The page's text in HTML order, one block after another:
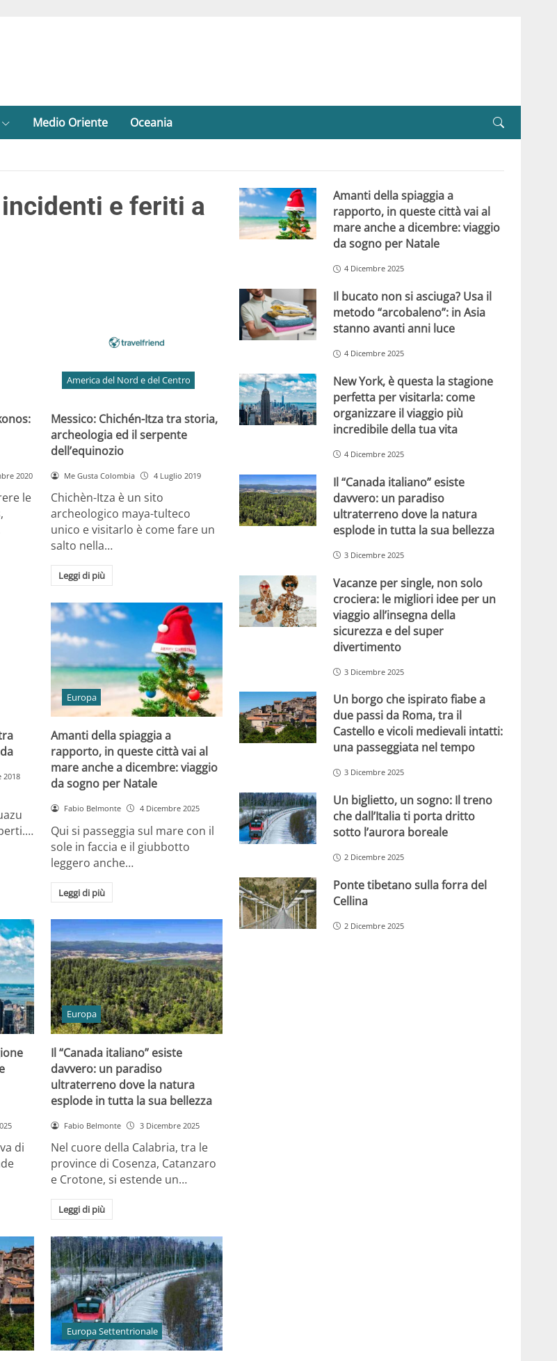
Medio Oriente Oceania
e feriti a
2020
le
America del Nord e del Centro
Messico: Chichén-Itza tra storia,
archeologia ed il serpente
dell’equinozio
Me Gusta Colombia 4 Luglio 2019
Chichèn-Itza è un sito
archeologico maya-tulteco
unico e visitarlo è come fare un
salto nella…
Leggi di più
2018
Europa
Amanti della spiaggia a
rapporto, in queste città vai al
mare anche a dicembre: viaggio
da sogno per Natale
Fabio Belmonte 4 Dicembre 2025
Qui si passeggia sul mare con il
sole in faccia e il giubbotto
leggero anche…
Leggi di più
di
Europa
Il “Canada italiano” esiste
davvero: un paradiso
ultraterreno dove la natura
esplode in tutta la sua bellezza
Fabio Belmonte 3 Dicembre 2025
Nel cuore della Calabria, tra le
province di Cosenza, Catanzaro
e Crotone, si estende un…
Leggi di più
Europa Settentrionale
Amanti della spiaggia a
rapporto, in queste città vai al
mare anche a dicembre: viaggio
da sogno per Natale
4 Dicembre 2025
Il bucato non si asciuga? Usa il
metodo “arcobaleno”: in Asia
stanno avanti anni luce
4 Dicembre 2025
New York, è questa la stagione
perfetta per visitarla: come
organizzare il viaggio più
incredibile della tua vita
4 Dicembre 2025
Il “Canada italiano” esiste
davvero: un paradiso
ultraterreno dove la natura
esplode in tutta la sua bellezza
3 Dicembre 2025
Vacanze per single, non solo
crociera: le migliori idee per un
viaggio all’insegna della
sicurezza e del super
divertimento
3 Dicembre 2025
Un borgo che ispirato fiabe a
due passi da Roma, tra il
Castello e vicoli medievali intatti:
una passeggiata nel tempo
3 Dicembre 2025
Un biglietto, un sogno: Il treno
che dall’Italia ti porta dritto
sotto l’aurora boreale
2 Dicembre 2025
Ponte tibetano sulla forra del
Cellina
2 Dicembre 2025